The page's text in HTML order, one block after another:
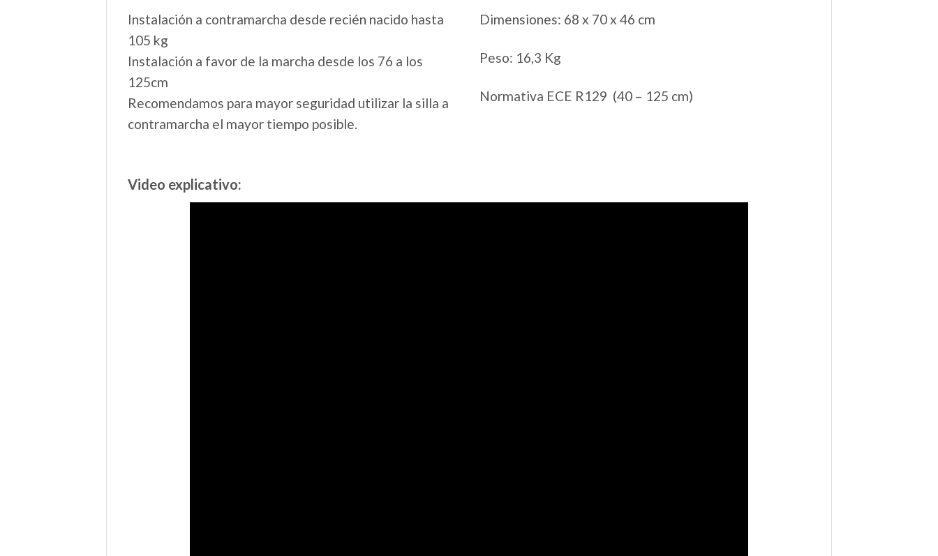
Instalación a contramarcha desde recién nacido hasta
105 kg
Instalación a favor de la marcha desde los 76 a los
125cm
Recomendamos para mayor seguridad utilizar la silla a
contramarcha el mayor tiempo posible.
Dimensiones: 68 x 70 x 46 cm
Peso: 16,3 Kg
Normativa ECE R129 (40 – 125 cm)
Video explicativo: